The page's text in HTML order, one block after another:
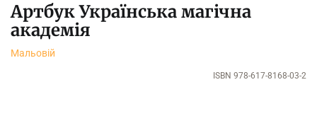
Артбук Українська магічна
академія
Мальовій
ISBN 978-617-8168-03-2